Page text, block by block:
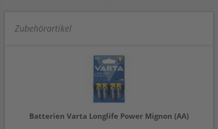
Zubehörartikel
Batterien Varta Longlife Power Mignon (AA)